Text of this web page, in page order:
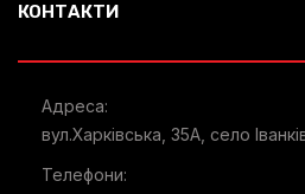
КОНТАКТИ
Адреса:
вул.Харківська, 35А, село
Телефони: